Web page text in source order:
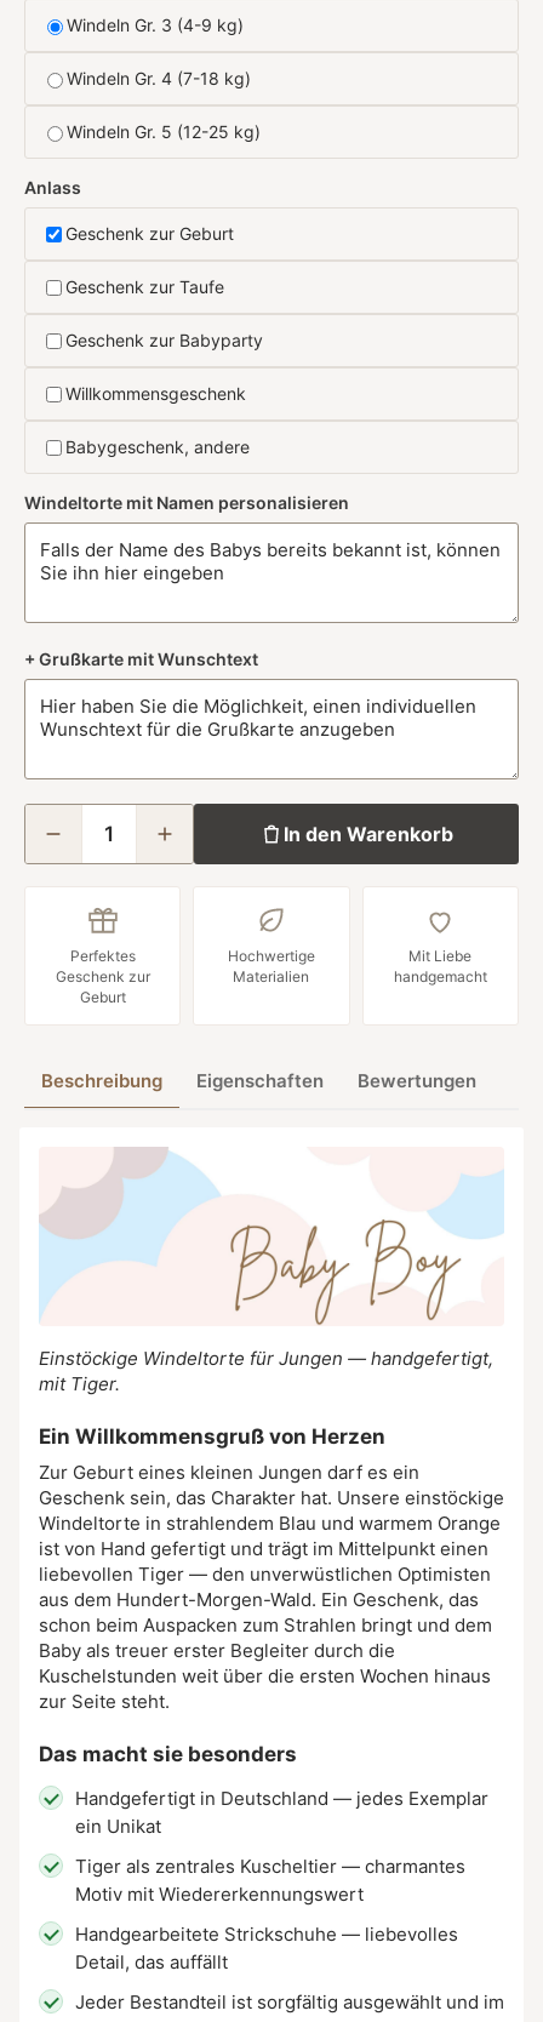
Windeln Gr. 3 (4-9 kg)
Windeln Gr. 4 (7-18 kg)
Windeln Gr. 5 (12-25 kg)
Anlass
Geschenk zur Geburt
Geschenk zur Taufe
Geschenk zur Babyparty
Willkommensgeschenk
Babygeschenk, andere
Windeltorte mit Namen personalisieren
+ Grußkarte mit Wunschtext
In den Warenkorb
Perfektes
Geschenk zur
Geburt
Hochwertige
Materialien
Mit Liebe
handgemacht
Beschreibung Eigenschaften Bewertungen
Einstöckige Windeltorte für Jungen — handgefertigt,
mit Tiger.
Ein Willkommensgruß von Herzen
Zur Geburt eines kleinen Jungen darf es ein
Geschenk sein, das Charakter hat. Unsere einstöckige
Windeltorte in strahlendem Blau und warmem Orange
ist von Hand gefertigt und trägt im Mittelpunkt einen
liebevollen Tiger — den unverwüstlichen Optimisten
aus dem Hundert-Morgen-Wald. Ein Geschenk, das
schon beim Auspacken zum Strahlen bringt und dem
Baby als treuer erster Begleiter durch die
Kuschelstunden weit über die ersten Wochen hinaus
zur Seite steht.
Das macht sie besonders
Handgefertigt in Deutschland — jedes Exemplar
ein Unikat
Tiger als zentrales Kuscheltier — charmantes
Motiv mit Wiedererkennungswert
Handgearbeitete Strickschuhe — liebevolles
Detail, das auffällt
Jeder Bestandteil ist sorgfältig ausgewählt und im